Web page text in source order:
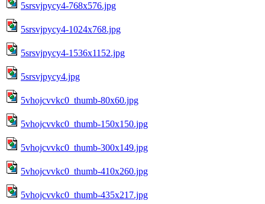
5srsvjpycy4-768x576.jpg
5srsvjpycy4-1024x768.jpg
5srsvjpycy4-1536x1152.jpg
5srsvjpycy4.jpg
5vhojcvvkc0_thumb-80x60.jpg
5vhojcvvkc0_thumb-150x150.jpg
5vhojcvvkc0_thumb-300x149.jpg
5vhojcvvkc0_thumb-410x260.jpg
5vhojcvvkc0_thumb-435x217.jpg